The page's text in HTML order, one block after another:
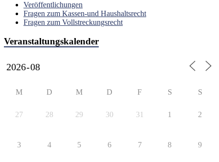
Veröffentlichungen
Fragen zum Kassen-und Haushaltsrecht
Fragen zum Vollstreckungsrecht
Veranstaltungskalender
M D M D F S S
27 28 29 30 31 1 2
3 4 5 6 7 8 9